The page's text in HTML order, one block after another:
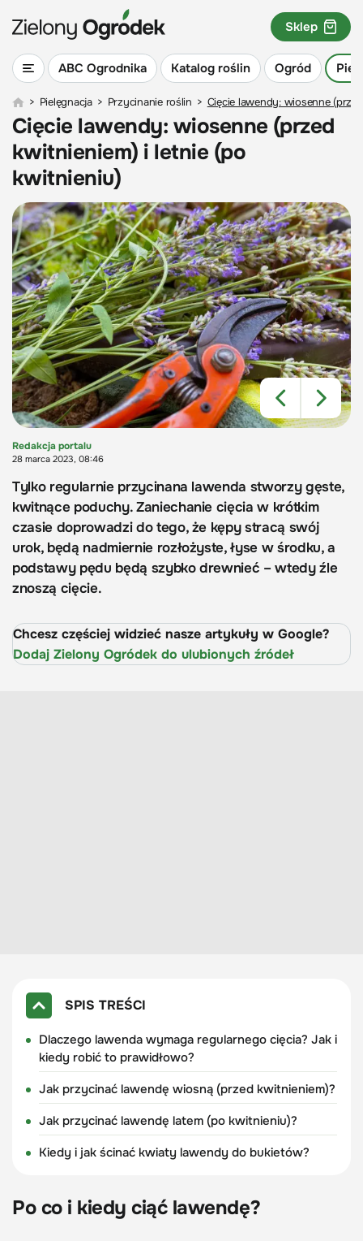
ABC Ogrodnika Katalog roślin Ogród
Sklep
> Pielęgnacja > Przycinanie roślin > Cięcie lawendy: wiosenne
Cięcie lawendy: wiosenne (przed
kwitnieniem) i letnie (po
kwitnieniu)
Redakcja portalu
28 marca 2023, 08:46
Tylko regularnie przycinana lawenda stworzy gęste,
kwitnące poduchy. Zaniechanie cięcia w krótkim
czasie doprowadzi do tego, że kępy stracą swój
urok, będą nadmiernie rozłożyste, łyse w środku, a
podstawy pędu będą szybko drewnieć – wtedy źle
znoszą cięcie.
Chcesz częściej widzieć nasze artykuły w Google?
Dodaj Zielony Ogródek do ulubionych źródeł
SPIS TREŚCI
Dlaczego lawenda wymaga regularnego cięcia? Jak i
kiedy robić to prawidłowo?
Jak przycinać lawendę wiosną (przed kwitnieniem)?
Jak przycinać lawendę latem (po kwitnieniu)?
Kiedy i jak ścinać kwiaty lawendy do bukietów?
Po co i kiedy ciąć lawendę?